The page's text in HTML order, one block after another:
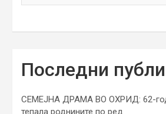
Последни
СЕМЕЈНА ДРАМА ВО ОХРИД: 62-
тепала роднините по ред